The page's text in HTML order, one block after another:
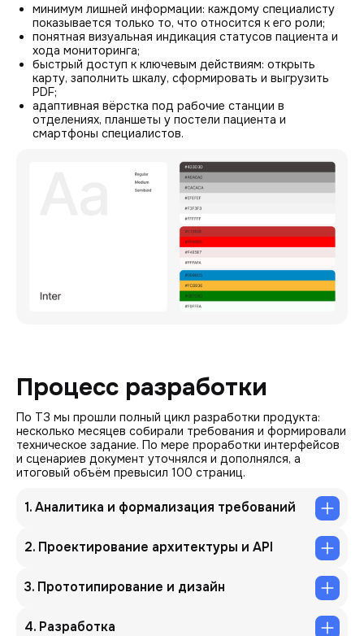
минимум лишней информации: каждому специалисту
показывается только то, что относится к его роли;
понятная визуальная индикация статусов пациента и
хода мониторинга;
быстрый доступ к ключевым действиям: открыть
карту, заполнить шкалу, сформировать и выгрузить
PDF;
адаптивная вёрстка под рабочие станции в
отделениях, планшеты у постели пациента и
смартфоны специалистов.
Процесс разработки
По ТЗ мы прошли полный цикл разработки продукта:
несколько месяцев собирали требования и формировали
техническое задание. По мере проработки интерфейсов
и сценариев документ уточнялся и дополнялся, а
итоговый объём превысил 100 страниц.
1. Аналитика и формализация требований
2. Проектирование архитектуры и API
3. Прототипирование и дизайн
4. Разработка